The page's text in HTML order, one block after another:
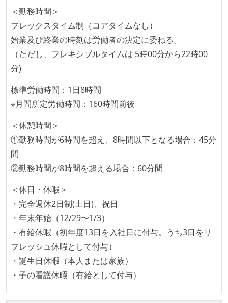
受動喫煙防止措置：屋内禁煙
＜勤務時間＞
フレックスタイム制（コアタイムなし）
始業及び終業の時刻は労働者の決定に委ねる。
（ただし、フレキシブルタイムは 5時00分から22時00
分)
標準労働時間：1日8時間
※月間所定労働時間：160時間前後
＜休憩時間＞
①勤務時間が6時間を超え、8時間以下となる場合：45分
間
②勤務時間が8時間を超える場合：60分間
＜休日・休暇＞
・完全週休2日制(土日)、祝日
・年末年始（12/29〜1/3）
・有給休暇（初年度13日を入社日に付与。うち3日をリ
フレッシュ休暇として付与）
・誕生日休暇（本人または家族）
・子の看護休暇（有給として付与）